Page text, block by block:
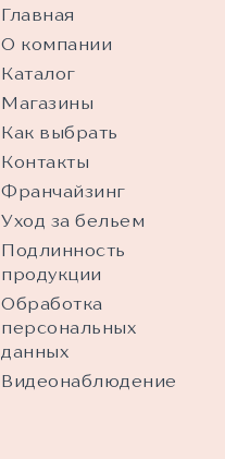
Главная
О компании
Каталог
Магазины
Как выбрать
Контакты
Франчайзинг
Уход за бельем
Подлинность
продукции
Обработка
персональных
данных
Видеонаблюдение